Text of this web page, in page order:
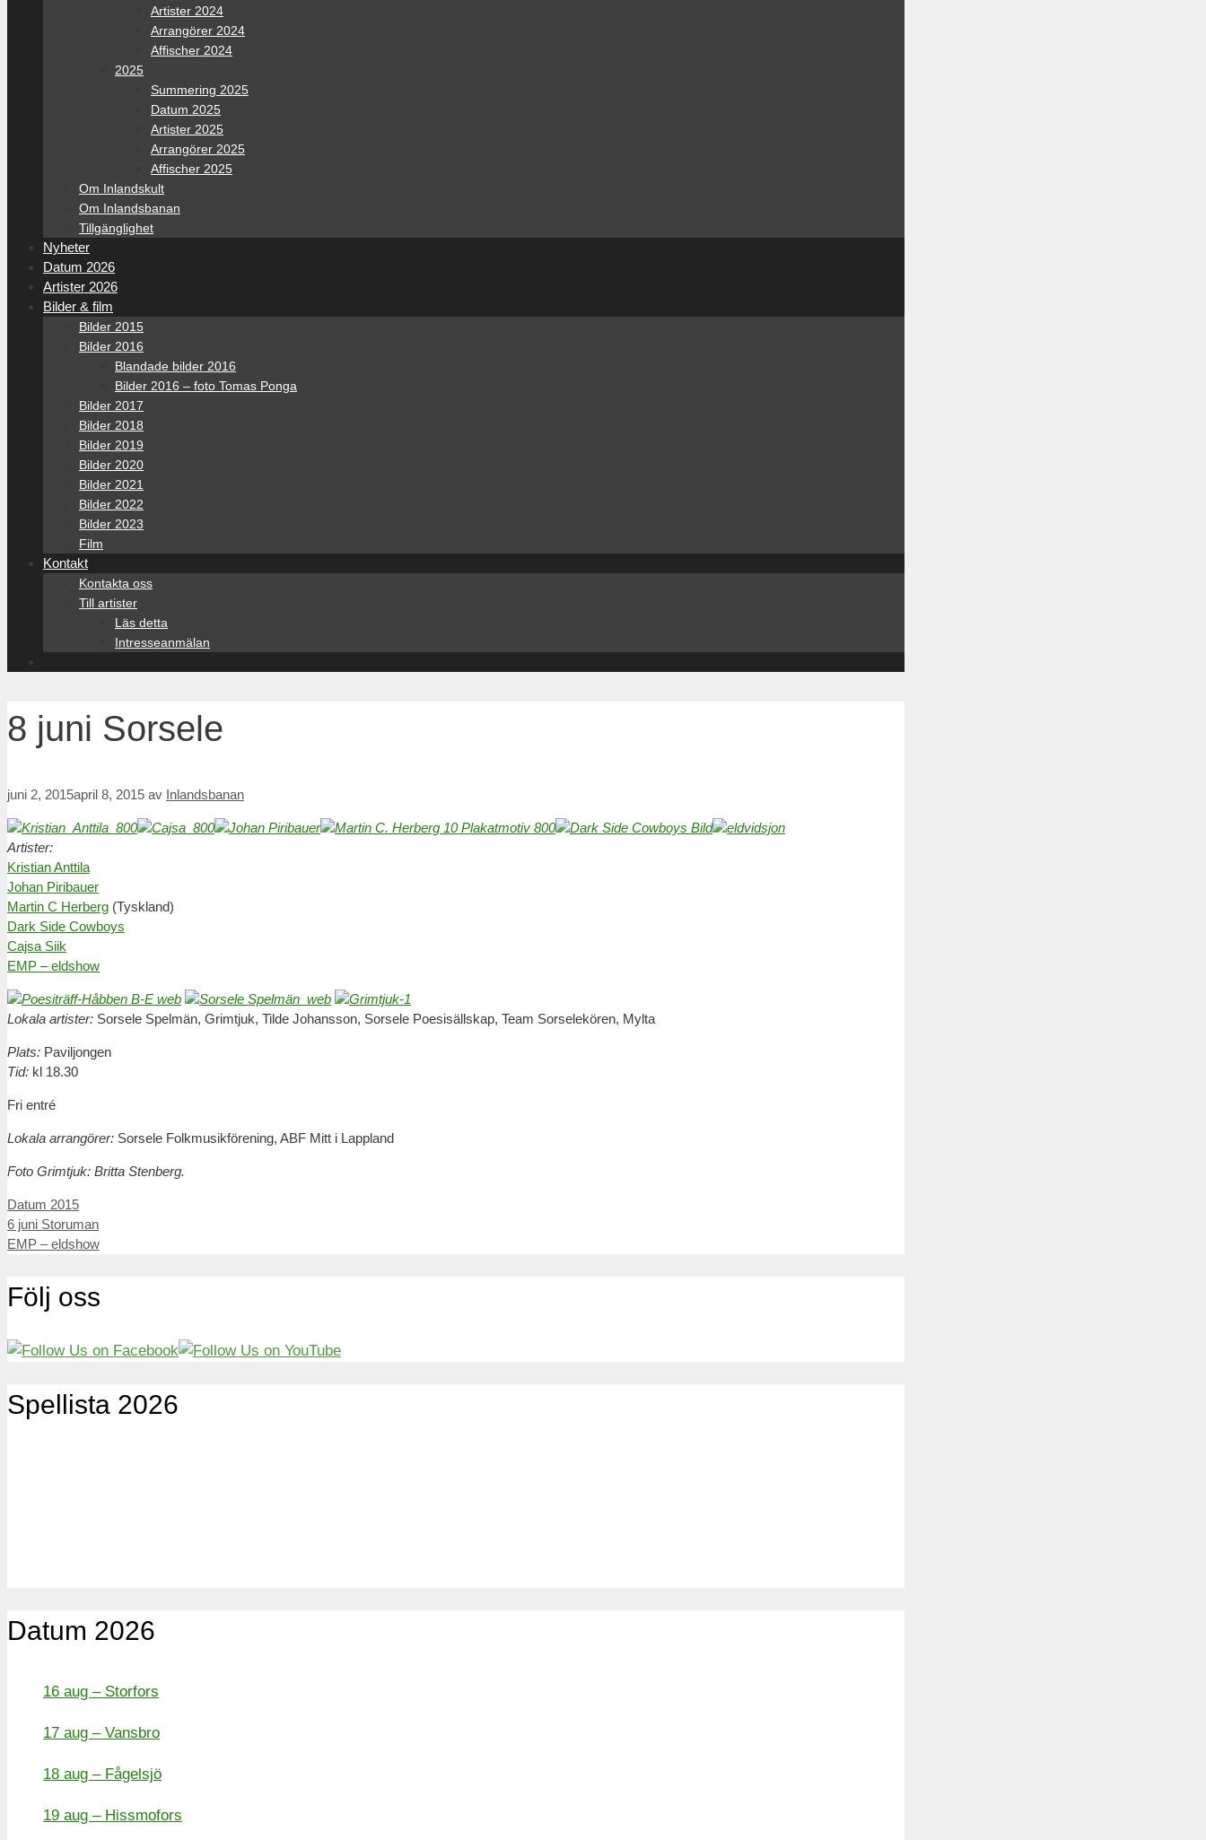
Artister 2024
Arrangörer 2024
Affischer 2024
2025
Summering 2025
Datum 2025
Artister 2025
Arrangörer 2025
Affischer 2025
Om Inlandskult
Om Inlandsbanan
Tillgänglighet
Nyheter
Datum 2026
Artister 2026
Bilder & film
Bilder 2015
Bilder 2016
Blandade bilder 2016
Bilder 2016 – foto Tomas Ponga
Bilder 2017
Bilder 2018
Bilder 2019
Bilder 2020
Bilder 2021
Bilder 2022
Bilder 2023
Film
Kontakt
Kontakta oss
Till artister
Läs detta
Intresseanmälan
8 juni Sorsele
juni 2, 2015april 8, 2015 av Inlandsbanan
Artister:
Kristian Anttila
Johan Piribauer
Martin C Herberg (Tyskland)
Dark Side Cowboys
Cajsa Siik
EMP – eldshow
Lokala artister: Sorsele Spelmän, Grimtjuk, Tilde Johansson, Sorsele Poesisällskap, Team Sorselekören, Mylta
Plats: Paviljongen
Tid: kl 18.30
Fri entré
Lokala arrangörer: Sorsele Folkmusikförening, ABF Mitt i Lappland
Foto Grimtjuk: Britta Stenberg.
Kategorier
Datum 2015
Inläggsnavigering
6 juni Storuman
EMP – eldshow
Följ oss
Spellista 2026
Datum 2026
16 aug – Storfors
17 aug – Vansbro
18 aug – Fågelsjö
19 aug – Hissmofors